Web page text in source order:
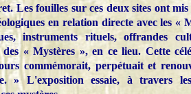
Les fouilles sur ces deux sites ont
en relation directe avec les «
instruments rituels, offrandes
« Mystères », en ce lieu. Cette
commémorait, perpétuait et
»L'exposition essaie, à travers